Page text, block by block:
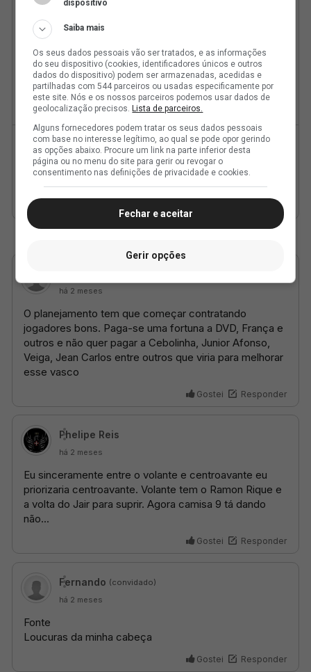
dispositivo
Saiba mais
Os seus dados pessoais vão ser tratados, e as informações
do seu dispositivo (cookies, identificadores únicos e outros
dados do dispositivo) podem ser armazenadas, acedidas e
partilhadas com 544 parceiros ou usadas especificamente por
este site. Nós e os nossos parceiros podemos usar dados de
geolocalização precisos.Lista de parceiros.
Alguns fornecedores podem tratar os seus dados pessoais
com base no interesse legítimo, ao qual se pode opor gerindo
as opções abaixo. Procure um link na parte inferior desta
página ou no menu do site para gerir ou revogar o
consentimento nas definições de privacidade e cookies.
Fechar e aceitar
Gerir opções